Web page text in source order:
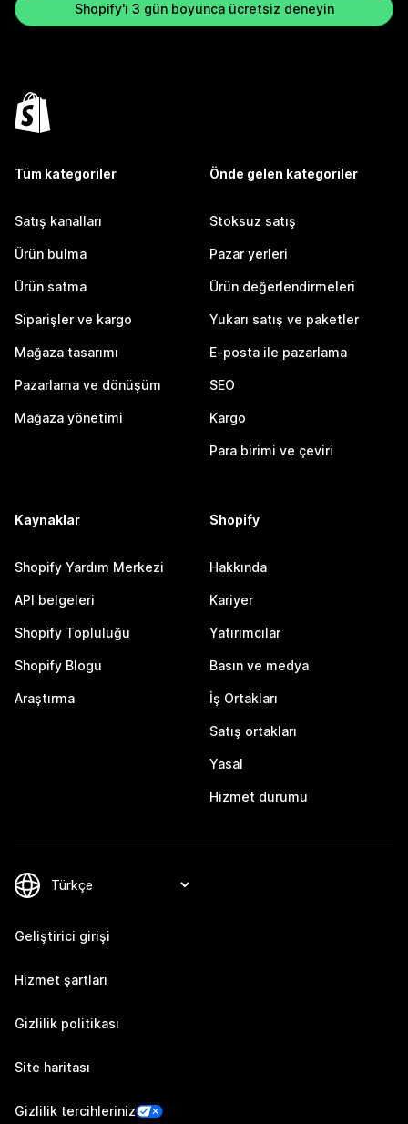
Shopify'ı 3 gün boyunca ücretsiz deneyin
Tüm kategoriler
Satış kanalları
Ürün bulma
Ürün satma
Siparişler ve kargo
Mağaza tasarımı
Pazarlama ve dönüşüm
Mağaza yönetimi
Önde gelen kategoriler
Stoksuz satış
Pazar yerleri
Ürün değerlendirmeleri
Yukarı satış ve paketler
E-posta ile pazarlama
SEO
Kargo
Para birimi ve çeviri
Kaynaklar
Shopify Yardım Merkezi
API belgeleri
Shopify Topluluğu
Shopify Blogu
Araştırma
Shopify
Hakkında
Kariyer
Yatırımcılar
Basın ve medya
İş Ortakları
Satış ortakları
Yasal
Hizmet durumu
Geliştirici girişi
Hizmet şartları
Gizlilik politikası
Site haritası
Gizlilik tercihleriniz